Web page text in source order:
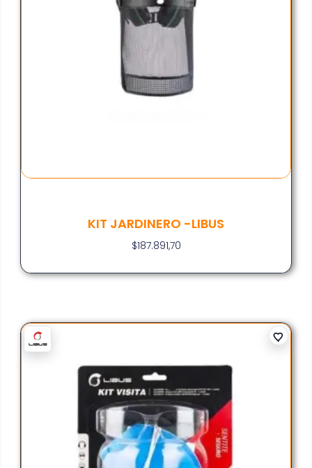
KIT JARDINERO -LIBUS
$187.891,70